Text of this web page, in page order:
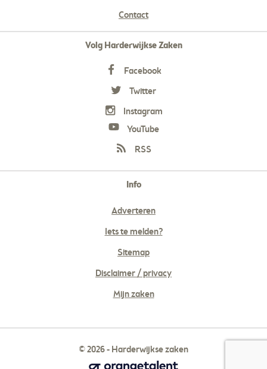
Contact
Volg Harderwijkse Zaken
Facebook
Twitter
Instagram
YouTube
RSS
Info
Adverteren
Iets te melden?
Sitemap
Disclaimer / privacy
Mijn zaken
© 2026 - Harderwijkse zaken